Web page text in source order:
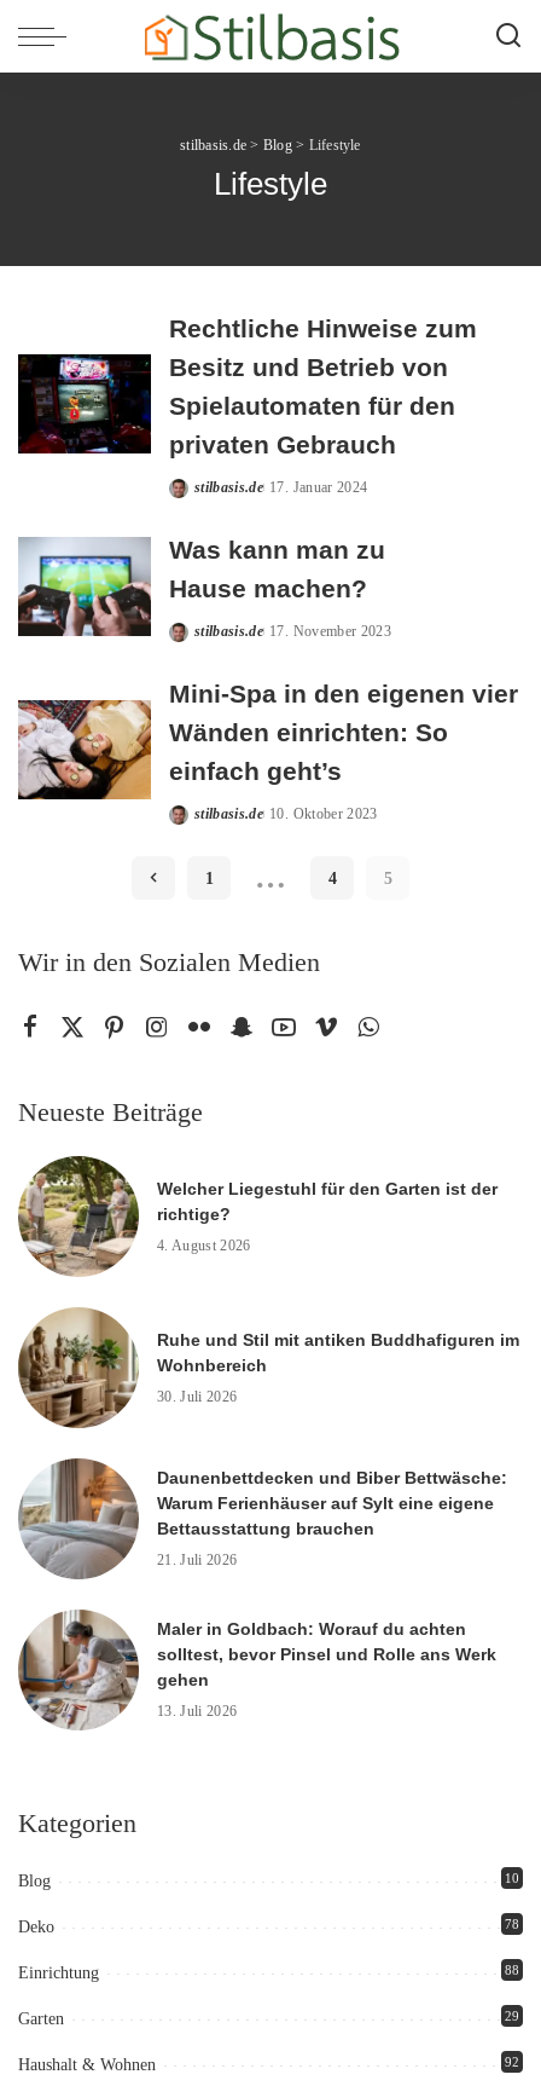
stilbasis.de > Blog> Lifestyle
Lifestyle
Rechtliche Hinweise zum
Besitz und Betrieb von
Spielautomaten für den
privaten Gebrauch
Posted
stilbasis.de 17. Januar 2024
Was kann man zu
Hause machen?
Posted
stilbasis.de 17. November 2023
Mini-Spa in den eigenen vier
Wänden einrichten: So
einfach geht’s
Posted
stilbasis.de 10. Oktober 2023
1 … 4 5
Wir in den Sozialen Medien
Neueste Beiträge
Welcher Liegestuhl für den Garten ist der
richtige?
4. August 2026
Ruhe und Stil mit antiken Buddhafiguren im
Wohnbereich
30. Juli 2026
Daunenbettdecken und Biber Bettwäsche:
Warum Ferienhäuser auf Sylt eine eigene
Bettausstattung brauchen
21. Juli 2026
Maler in Goldbach: Worauf du achten
solltest, bevor Pinsel und Rolle ans Werk
gehen
13. Juli 2026
Kategorien
Blog 10
Deko 78
Einrichtung 88
Garten 29
Haushalt & Wohnen 92